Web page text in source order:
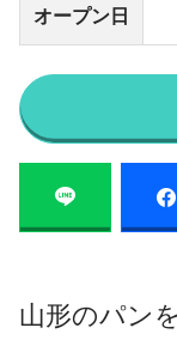
オープン日
山形のパン